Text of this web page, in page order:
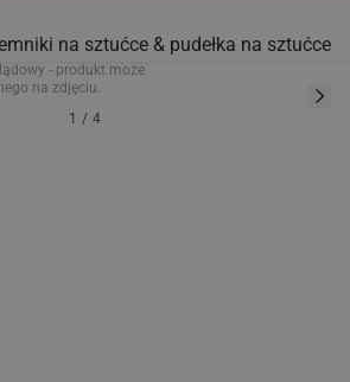
na sztućce & pudełka na sztućce
- produkt może
na zdjęciu.
1 / 4